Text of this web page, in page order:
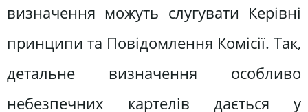
визначення можуть слугувати Керівні
принципи та Повідомлення Комісії. Так,
детальне визначення особливо
небезпечних картелів дається у